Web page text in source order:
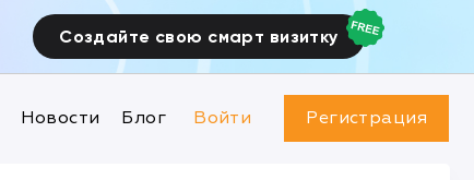
Создайте свою смарт визитку
Новости Блог Войти Регистрация